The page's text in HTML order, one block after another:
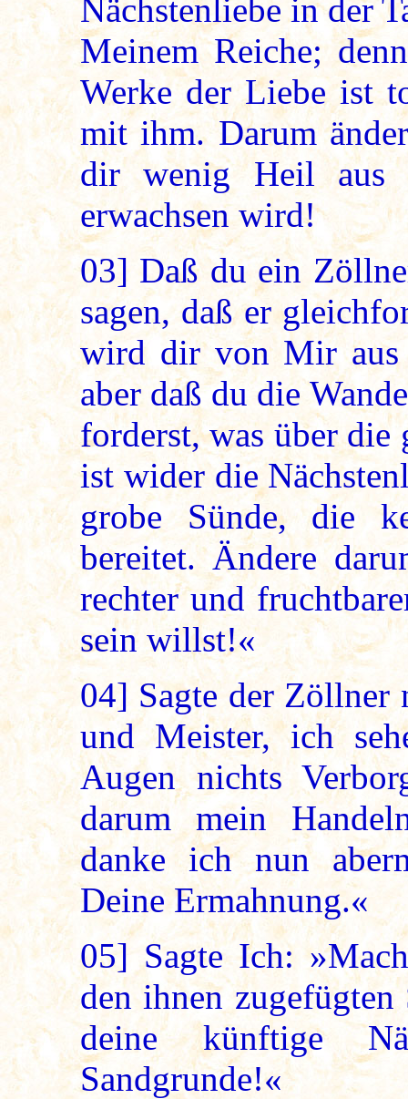
Nächstenliebe in der
Meinem Reiche;
Werke der Liebe ist
mit ihm. Darum
dir wenig Heil aus
erwachsen wird!
03] Daß du ein
sagen, daß er
wird dir von Mir aus
aber daß du die
forderst, was über die
ist wider die
grobe Sünde, die
bereitet. Ändere
rechter und
sein willst!«
04] Sagte der Zöllner
und Meister, ich
Augen nichts
darum mein
danke ich nun
Deine Ermahnung.«
05] Sagte Ich:
den ihnen zugefügten
deine künftige
Sandgrunde!«